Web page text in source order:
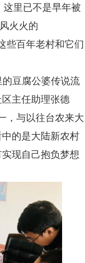
里已不是早年被
火火的
些百年老村和它们
豆腐公婆传说流
主任助理张德
，与以往台农来大
的是大陆新农村
现自己抱负梦想